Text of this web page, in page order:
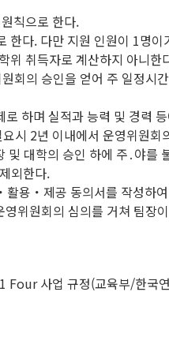
칙으로 한다.
다. 다만 지원 인원이 1명
위 취득자로 계산하지 아니한
의 승인을 얻어 주 일정시
하며 실적과 능력 및 경력
시 2년 이내에서 운영위원회
대학의 승인 하에 주․야
외한다.
용・제공 동의서를 작성하
위원회의 심의를 거쳐 팀장
사업 규정(교육부/한국